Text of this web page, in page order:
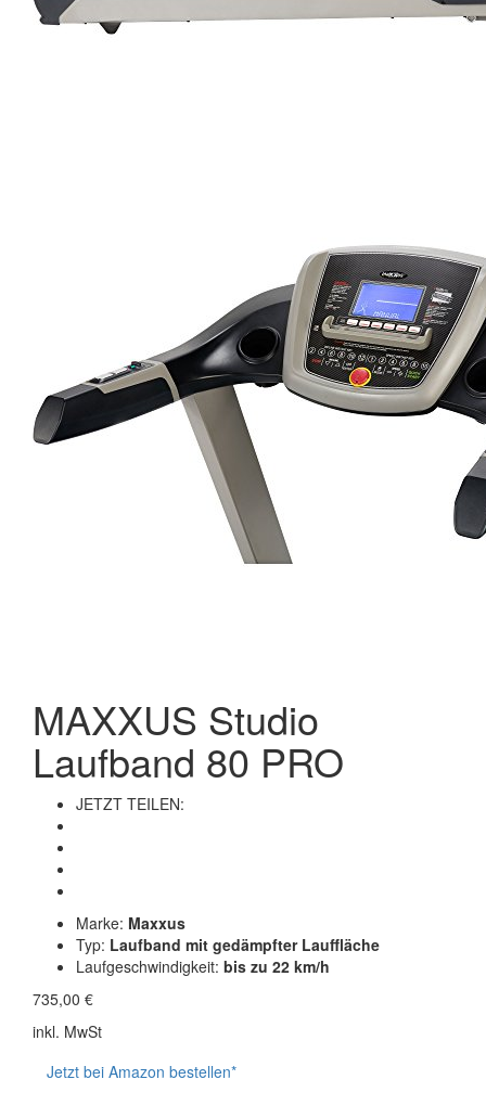
MAXXUS Studio
Laufband 80 PRO
JETZT TEILEN:
Marke: Maxxus
Typ: Laufband mit gedämpfter Lauffläche
Laufgeschwindigkeit: bis zu 22 km/h
735,00 €
inkl. MwSt
Jetzt bei Amazon bestellen*